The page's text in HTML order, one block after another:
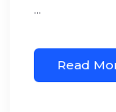
...
Read